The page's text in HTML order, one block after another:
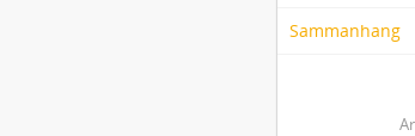
Sammanhang